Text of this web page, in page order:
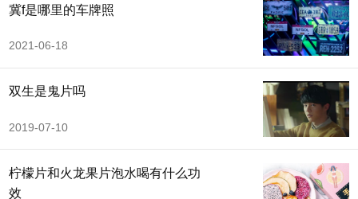
冀f是哪里的车牌照
2021-06-18
双生是鬼片吗
2019-07-10
柠檬片和火龙果片泡水喝有什么功
效